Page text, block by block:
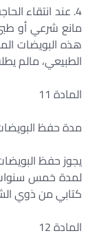
4. عند انتقاء
مانع شرعي أو
هذه البويضات
الطبيعي، مالم
المادة 11
مدة حفظ
يجوز حفظ
لمدة خمس سنوات
كتابي من ذوي
المادة 12